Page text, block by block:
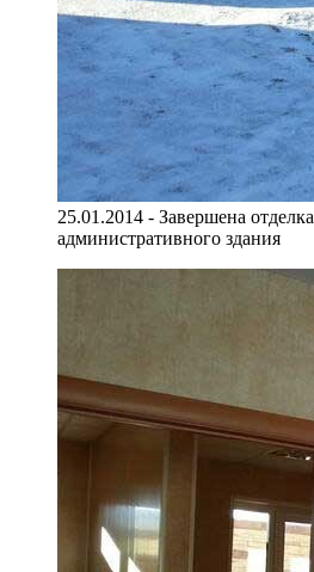
25.01.2014 - Завершена отделка
административного здания